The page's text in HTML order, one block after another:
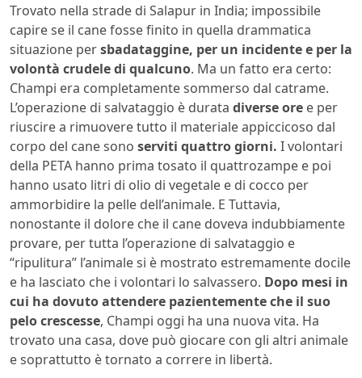
Trovato nella strade di Salapur in India; impossibile
capire se il cane fosse finito in quella drammatica
situazione persbadataggine, per un incidente e per la
volontà crudele di qualcuno. Ma un fatto era certo:
Champi era completamente sommerso dal catrame.
L’operazione di salvataggio è durata diverse ore e per
riuscire a rimuovere tutto il materiale appiccicoso dal
corpo del cane sono serviti quattro giorni. I volontari
della PETA hanno prima tosato il quattrozampe e poi
hanno usato litri di olio di vegetale e di cocco per
ammorbidire la pelle dell’animale. E Tuttavia,
nonostante il dolore che il cane doveva indubbiamente
provare, per tutta l’operazione di salvataggio e
“ripulitura” l’animale si è mostrato estremamente docile
e ha lasciato che i volontari lo salvassero. Dopo mesi in
cui ha dovuto attendere pazientemente che il suo
pelo crescesse, Champi oggi ha una nuova vita. Ha
trovato una casa, dove può giocare con gli altri animale
e soprattutto è tornato a correre in libertà.